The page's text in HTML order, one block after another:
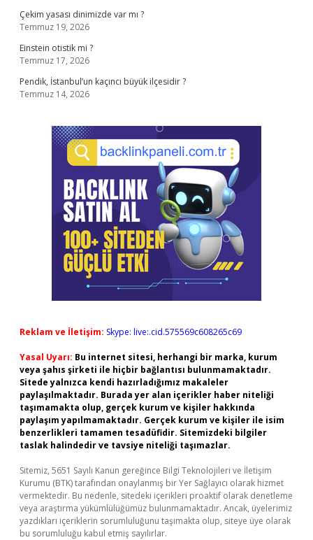
Çekim yasası dinimizde var mı ?
Temmuz 19, 2026
Einstein otistik mi ?
Temmuz 17, 2026
Pendik, İstanbul’un kaçıncı büyük ilçesidir ?
Temmuz 14, 2026
Reklam ve İletişim: Skype: live:.cid.575569c608265c69
Yasal Uyarı: Bu internet sitesi, herhangi bir marka, kurum
veya şahıs şirketi ile hiçbir bağlantısı bulunmamaktadır.
Sitede yalnızca kendi hazırladığımız makaleler
paylaşılmaktadır. Burada yer alan içerikler haber niteliği
taşımamakta olup, gerçek kurum ve kişiler hakkında
paylaşım yapılmamaktadır. Gerçek kurum ve kişiler ile isim
benzerlikleri tamamen tesadüfidir. Sitemizdeki bilgiler
taslak halindedir ve tavsiye niteliği taşımazlar.
Sitemiz, 5651 Sayılı Kanun gereğince Bilgi Teknolojileri ve İletişim
Kurumu (BTK) tarafından onaylanmış bir Yer Sağlayıcı olarak hizmet
vermektedir. Bu nedenle, sitedeki içerikleri proaktif olarak denetleme
veya araştırma yükümlülüğümüz bulunmamaktadır. Ancak, üyelerimiz
yazdıkları içeriklerin sorumluluğunu taşımakta olup, siteye üye olarak
bu sorumluluğu kabul etmiş sayılırlar.